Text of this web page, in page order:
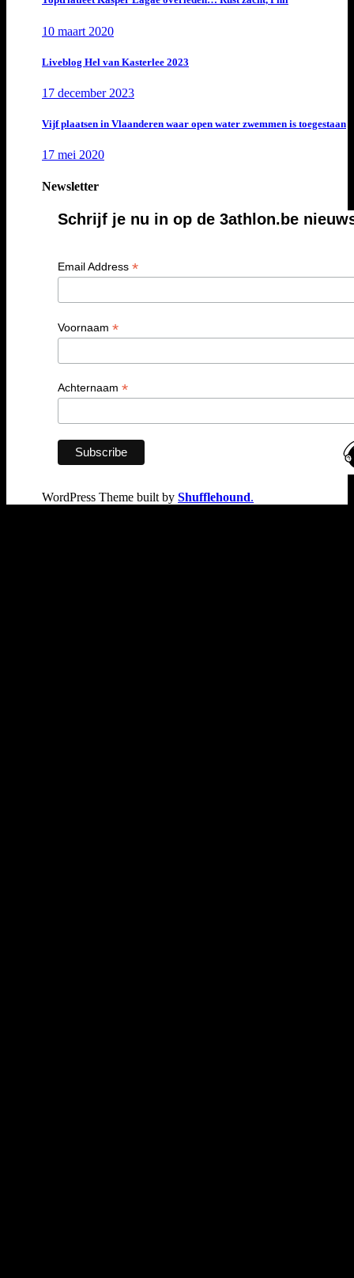
10 maart 2020
Liveblog Hel van Kasterlee 2023
17 december 2023
Vijf plaatsen in Vlaanderen waar open water zwemmen is toegestaan
17 mei 2020
Newsletter
Schrijf je nu in op de 3athlon.be
Email Address *
Voornaam *
Achternaam *
WordPress Theme built by Shufflehound.